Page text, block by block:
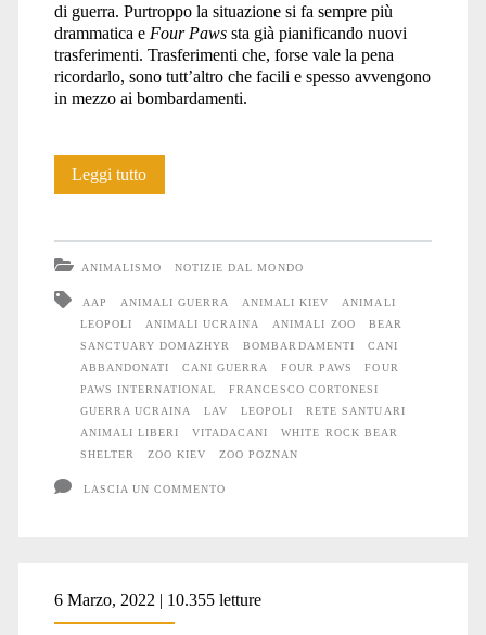
di guerra. Purtroppo la situazione si fa sempre più
drammatica e Four Pawssta già pianificando nuovi
trasferimenti. Trasferimenti che, forse vale la pena
ricordarlo, sono tutt’altro che facili e spesso avvengono
in mezzo ai bombardamenti.
Leggi tuttoAnche
la
guerra
#6
ANIMALISMO NOTIZIE DAL MONDO
AAP ANIMALI GUERRA ANIMALI KIEV
ANIMALI
LEOPOLI
ANIMALI UCRAINA ANIMALI ZOO
BEAR
SANCTUARY DOMAZHYR
BOMBARDAMENTI
CANI
ABBANDONATI
CANI GUERRA FOUR PAWS
FOUR
PAWS INTERNATIONAL
FRANCESCO CORTONESI
GUERRA UCRAINA
LAV LEOPOLI
RETE SANTUARI
ANIMALI LIBERI
VITADACANI
WHITE ROCK BEAR
SHELTER
ZOO KIEV ZOO POZNAN
LASCIA UN COMMENTO
6 Marzo, 2022 | 10.355 letture